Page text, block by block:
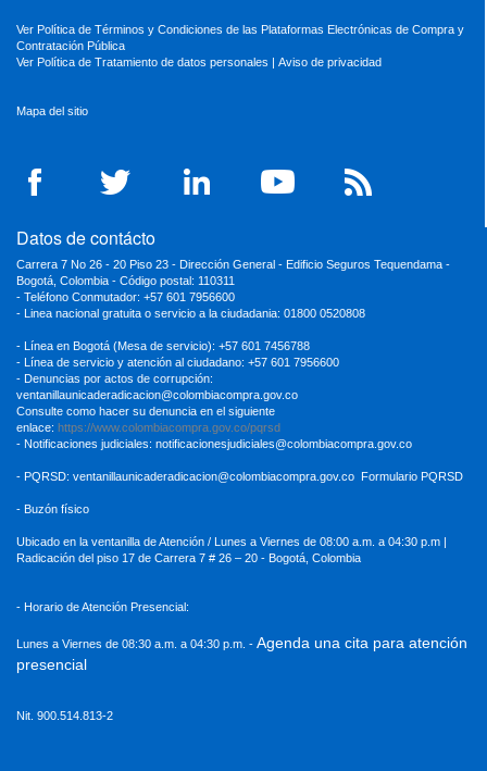
Ver Política de Términos y Condiciones de las Plataformas Electrónicas de Compra y
Contratación Pública
Ver Política de Tratamiento de datos personales | Aviso de privacidad
Mapa del sitio
Datos de contácto
Carrera 7 No 26 - 20 Piso 23 - Dirección General - Edificio Seguros Tequendama -
Bogotá, Colombia - Código postal: 110311
- Teléfono Conmutador: +57 601 7956600
- Linea nacional gratuita o servicio a la ciudadania: 01800 0520808
- Línea en Bogotá (Mesa de servicio): +57 601 7456788
- Línea de servicio y atención al ciudadano: +57 601 7956600
- Denuncias por actos de corrupción:
ventanillaunicaderadicacion@colombiacompra.gov.co
Consulte como hacer su denuncia en el siguiente
enlace: https://www.colombiacompra.gov.co/pqrsd
- Notificaciones judiciales: notificacionesjudiciales@colombiacompra.gov.co
- PQRSD: ventanillaunicaderadicacion@colombiacompra.gov.co Formulario PQRSD
- Buzón físico
Ubicado en la ventanilla de Atención / Lunes a Viernes de 08:00 a.m. a 04:30 p.m |
Radicación del piso 17 de Carrera 7 # 26 – 20 - Bogotá, Colombia
- Horario de Atención Presencial:
Lunes a Viernes de 08:30 a.m. a 04:30 p.m. - Agenda una cita para atención
presencial
Nit. 900.514.813-2